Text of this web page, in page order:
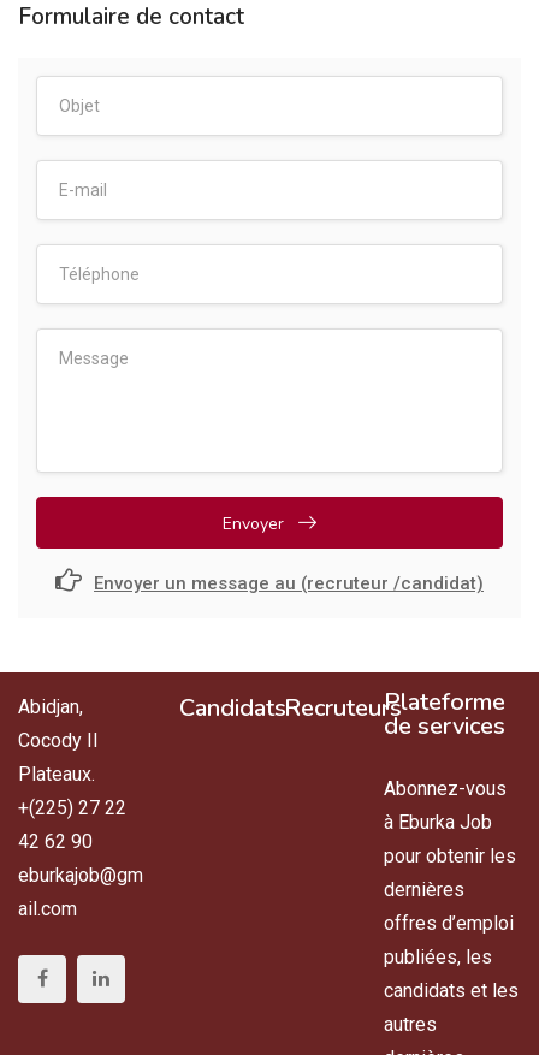
Formulaire de contact
Envoyer
Envoyer un message au (recruteur /candidat)
Abidjan,
Cocody II
Plateaux.
+(225) 27 22
42 62 90
eburkajob@gm
ail.com
CandidatsRecruteursPlateforme
de services
Abonnez-vous
à Eburka Job
pour obtenir les
dernières
offres d’emploi
publiées, les
candidats et les
autres